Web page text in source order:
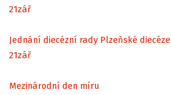
21zář
Jednání diecézní rady Plzeňské diecéze
21zář
Mezinárodní den míru